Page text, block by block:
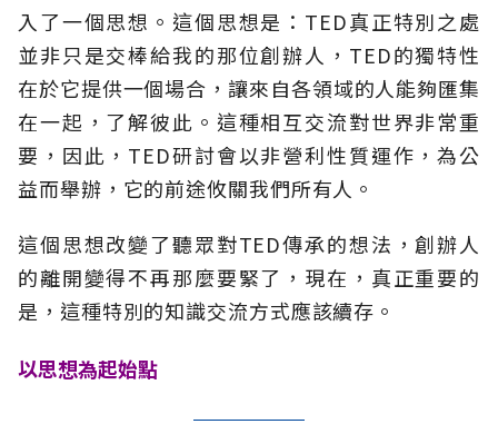
入了一個思想。這個思想是：TED真正特別之處
並非只是交棒給我的那位創辦人，TED的獨特性
在於它提供一個場合，讓來自各領域的人能夠匯集
在一起，了解彼此。這種相互交流對世界非常重
要，因此，TED研討會以非營利性質運作，為公
益而舉辦，它的前途攸關我們所有人。
這個思想改變了聽眾對TED傳承的想法，創辦人
的離開變得不再那麼要緊了，現在，真正重要的
是，這種特別的知識交流方式應該續存。
以思想為起始點